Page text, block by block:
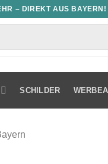
– DIREKT AUS BAYERN!
SCHILDER